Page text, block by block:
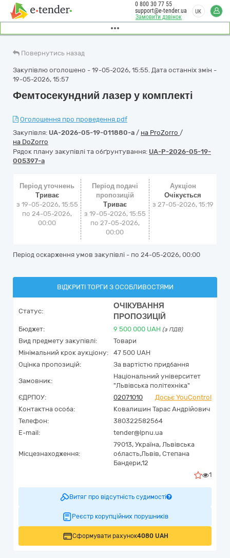
Замовити дзвінок
0 800 30 77 55
support@e-tender.ua
UK
Повернутись назад
Закупівлю оголошено - 19-05-2026, 15:55. Дата останніх змін -
19-05-2026, 15:57
Фемтосекундний лазер у комплекті
Оголошення про проведення.pdf
Закупівля: UA-2026-05-19-011880-a / на ProZorro /
на DoZorro
Рядок плану закупівлі та обґрунтування: UA-P-2026-05-19-
005397-a
Період уточнень
Триває
з 19-05-2026, 15:55
по 24-05-2026,
00:00
Період подачі
пропозицій
Триває
з 19-05-2026, 15:55
по 27-05-2026,
00:00
Аукціон
Очікується
з 27-05-2026, 15:19
Період оскарження умов закупівлі - по 24-05-2026, 00:00
ВІДКРИТІ ТОРГИ З ОСОБЛИВОСТЯМИ
Статус:
ОЧІКУВАННЯ
ПРОПОЗИЦІЙ
Бюджет: 9 500 000 UAH (з ПДВ)
Вид предмету закупівлі:
Товари
Мінімальний крок аукціону:
47 500 UAH
Оцінка пропозицій:
За вартістю придбання
Замовник:
Національний університет
"Львівська політехніка"
ЄДРПОУ:
02071010
Досьє YouControl
Контактна особа:
Ковалишин Тарас Андрійович
Телефон:
380322582564
E-mail:
tender@lpnu.ua
Місцезнаходження:
79013, Україна, Львівська
область,Львів, Степана
Бандери,12
1
Витяг про відсутність судимості
Реєстр корупційних порушників
Сформувати рахунок4080 UAH